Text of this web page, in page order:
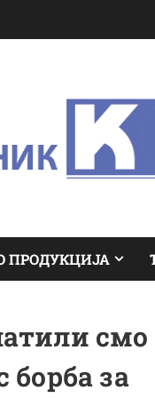
ПРОДУКЦИЈА
смо
борба за